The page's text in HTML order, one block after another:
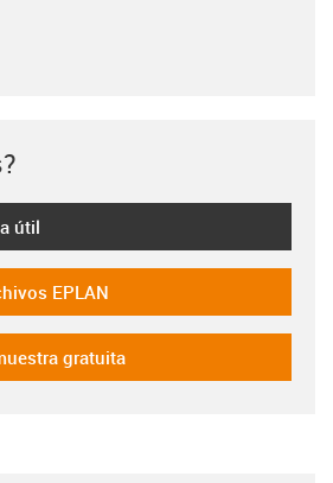
útil
planEPLAN
gratuita